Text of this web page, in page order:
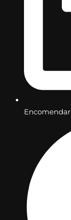
Encomendar